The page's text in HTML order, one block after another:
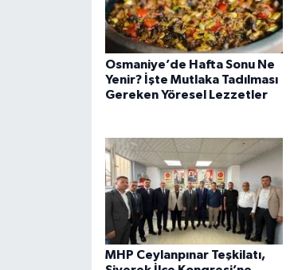
Osmaniye’de Hafta Sonu Ne
Yenir? İşte Mutlaka Tadılması
Gereken Yöresel Lezzetler
MHP Ceylanpınar Teşkilatı,